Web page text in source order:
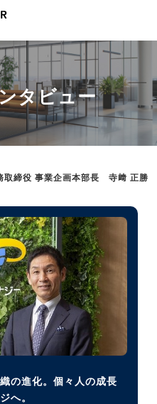
タビュー
締役 事業企画本部長 寺﨑 正勝
の進化。個々人の成長
へ。